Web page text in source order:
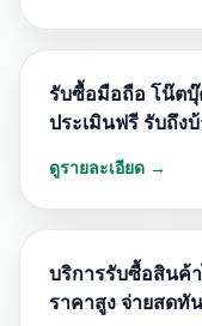
รับซื้อมือถือ โน๊ต
ประเมินฟรี รับถึง
ดูรายละเอียด →
บริการรับซื้อสินค้
ราคาสูง จ่ายสด